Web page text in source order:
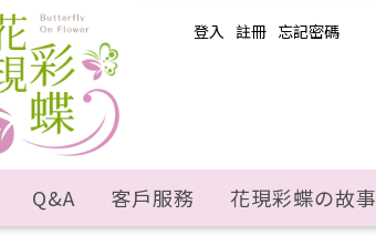
登入 註冊 忘記密碼
Q&A 客戶服務 花現彩蝶の故事